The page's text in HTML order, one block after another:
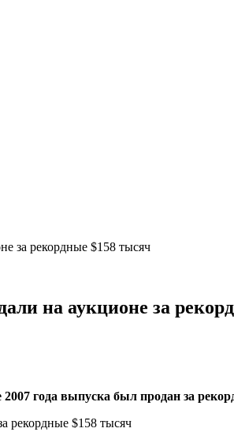
за рекордные $158 тысяч
на аукционе за
года выпуска был продан за